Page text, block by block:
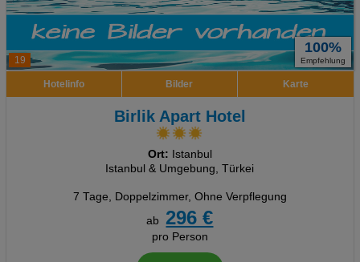
19
100%
Empfehlung
Hotelinfo Bilder Karte
Birlik Apart Hotel
Ort: Istanbul
Istanbul & Umgebung, Türkei
7 Tage, Doppelzimmer, Ohne Verpflegung
ab
296 €
pro Person